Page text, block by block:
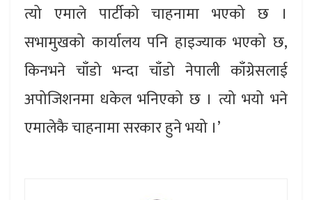
त्यो एमाले पार्टीको चाहनामा भएको छ ।
सभामुखको कार्यालय पनि हाइज्याक भएको छ,
किनभने चाँडो भन्दा चाँडो नेपाली काँग्रेसलाई
अपोजिशनमा धकेल भनिएको छ । त्यो भयो भने
एमालेकै चाहनामा सरकार हुने भयो ।’